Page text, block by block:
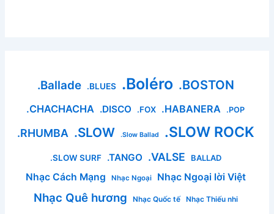
.Ballade .BLUES .Boléro .BOSTON
.CHACHACHA .DISCO .FOX .HABANERA .POP
.RHUMBA .SLOW .Slow Ballad .SLOW ROCK
.SLOW SURF .TANGO .VALSE BALLAD
Nhạc Cách Mạng Nhạc Ngoại Nhạc Ngoại lời Việt
Nhạc Quê hương Nhạc Quốc tế Nhạc Thiếu nhi